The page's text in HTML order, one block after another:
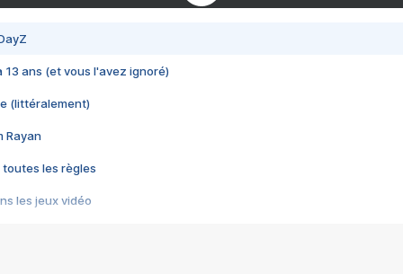
13 ans (et vous l'avez ignoré)
(littéralement)
Rayan
toutes les règles
les jeux vidéo